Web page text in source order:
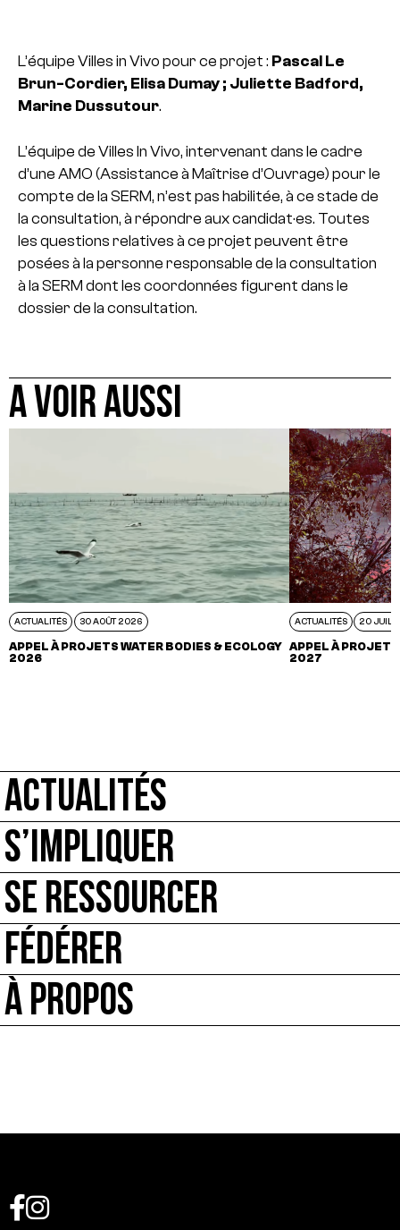
L’équipe Villes in Vivo pour ce projet : Pascal Le
Brun-Cordier, Elisa Dumay ; Juliette Badford,
Marine Dussutour.
L’équipe de Villes In Vivo, intervenant dans le cadre
d’une AMO (Assistance à Maîtrise d’Ouvrage) pour le
compte de la SERM, n’est pas habilitée, à ce stade de
la consultation, à répondre aux candidat·es. Toutes
les questions relatives à ce projet peuvent être
posées à la personne responsable de la consultation
à la SERM dont les coordonnées figurent dans le
dossier de la consultation.
A VOIR AUSSI
ACTUALITÉS 30 AOÛT 2026
APPEL À PROJETS WATER BODIES & ECOLOGY
2026
ACTUALITÉS 20 JUIL
APPEL À
2027
ACTUALITÉS
S’IMPLIQUER
SE RESSOURCER
FÉDÉRER
À PROPOS